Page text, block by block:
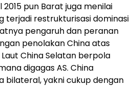
pun Barat juga menilai
terjadi restrukturisasi dominasi
pengaruh dan peranan
penolakan China atas
China Selatan berpola
digagas AS. China
bilateral, yakni cukup dengan